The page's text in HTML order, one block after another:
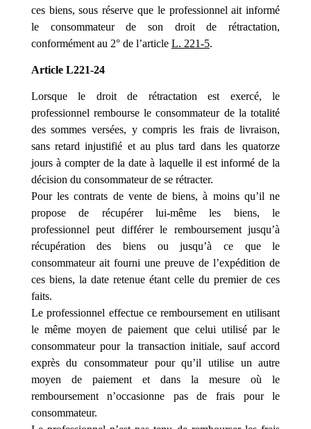
ces biens, sous réserve que le professionnel ait informé
le consommateur de son droit de rétractation,
conformément au 2° de l’article L. 221-5.
Article L221-24
Lorsque le droit de rétractation est exercé, le
professionnel rembourse le consommateur de la totalité
des sommes versées, y compris les frais de livraison,
sans retard injustifié et au plus tard dans les quatorze
jours à compter de la date à laquelle il est informé de la
décision du consommateur de se rétracter.
Pour les contrats de vente de biens, à moins qu’il ne
propose de récupérer lui-même les biens, le
professionnel peut différer le remboursement jusqu’à
récupération des biens ou jusqu’à ce que le
consommateur ait fourni une preuve de l’expédition de
ces biens, la date retenue étant celle du premier de ces
faits.
Le professionnel effectue ce remboursement en utilisant
le même moyen de paiement que celui utilisé par le
consommateur pour la transaction initiale, sauf accord
exprès du consommateur pour qu’il utilise un autre
moyen de paiement et dans la mesure où le
remboursement n’occasionne pas de frais pour le
consommateur.